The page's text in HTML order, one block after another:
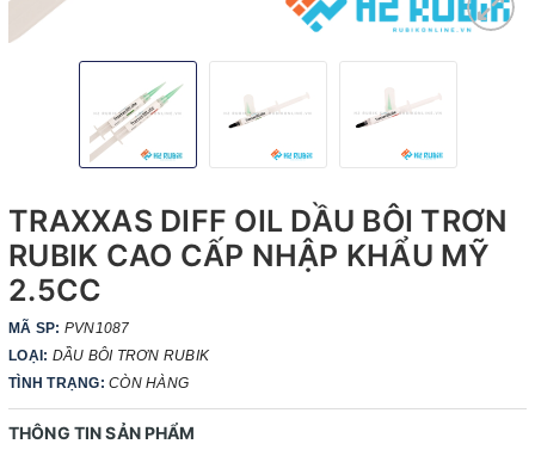
TRAXXAS DIFF OIL DẦU BÔI TRƠN
RUBIK CAO CẤP NHẬP KHẨU MỸ
2.5CC
MÃ SP: PVN1087
LOẠI: DẦU BÔI TRƠN RUBIK
TÌNH TRẠNG: CÒN HÀNG
THÔNG TIN SẢN PHẨM